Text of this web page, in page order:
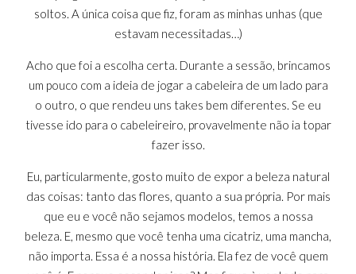
soltos. A única coisa que fiz, foram as minhas unhas (que
estavam necessitadas…)
Acho que foi a escolha certa. Durante a sessão, brincamos
um pouco com a ideia de jogar a cabeleira de um lado para
o outro, o que rendeu uns takes bem diferentes. Se eu
tivesse ido para o cabeleireiro, provavelmente não ia topar
fazer isso.
Eu, particularmente, gosto muito de expor a beleza natural
das coisas: tanto das flores, quanto a sua própria. Por mais
que eu e você não sejamos modelos, temos a nossa
beleza. E, mesmo que você tenha uma cicatriz, uma mancha,
não importa. Essa é a nossa história. Ela fez de você quem